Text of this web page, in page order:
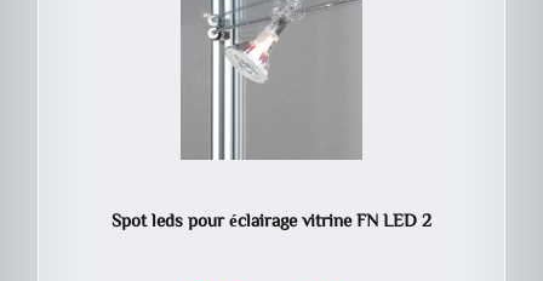
Spot leds pour éclairage vitrine FN LED 2